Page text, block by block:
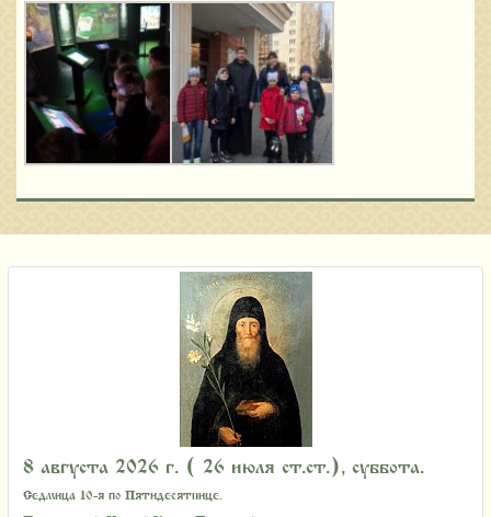
8 августа 2026 г. ( 26 июля ст.ст.), суббота.
Седмица 10-я по Пятидесятнице.